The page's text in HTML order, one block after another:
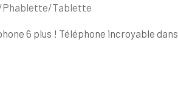
Phablette/Tablette
6 plus ! Téléphone incroyable dans